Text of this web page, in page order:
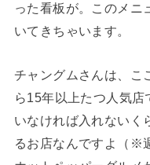
った看板が。このメニ
いてきちゃいます。
チャングムさんは、こ
ら15年以上たつ人気
いなければ入れないく
るお店なんですよ（※